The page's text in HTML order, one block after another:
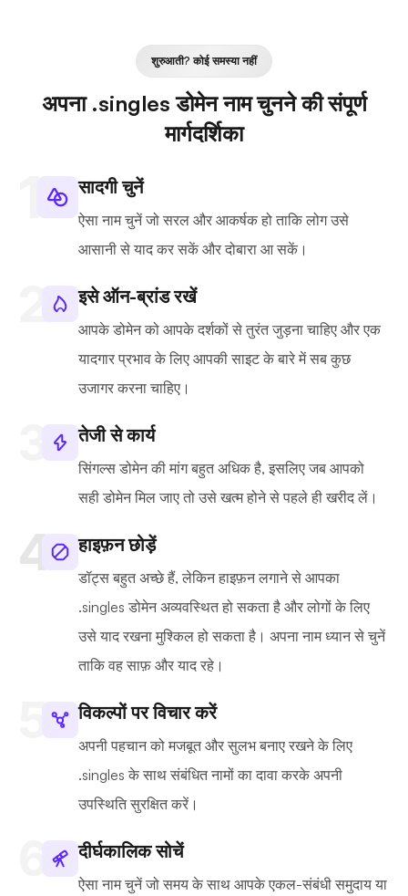
शुरुआती? कोई समस्या नहीं
अपना .singles डोमेन नाम चुनने की संपूर्ण
मार्गदर्शिका
सादगी चुनें
ऐसा नाम चुनें जो सरल और आकर्षक हो ताकि लोग उसे
आसानी से याद कर सकें और दोबारा आ सकें।
इसे ऑन-ब्रांड रखें
आपके डोमेन को आपके दर्शकों से तुरंत जुड़ना चाहिए और एक
यादगार प्रभाव के लिए आपकी साइट के बारे में सब कुछ
उजागर करना चाहिए।
तेजी से कार्य
सिंगल्स डोमेन की मांग बहुत अधिक है, इसलिए जब आपको
सही डोमेन मिल जाए तो उसे खत्म होने से पहले ही खरीद लें।
हाइफ़न छोड़ें
डॉट्स बहुत अच्छे हैं, लेकिन हाइफ़न लगाने से आपका
.singles डोमेन अव्यवस्थित हो सकता है और लोगों के लिए
उसे याद रखना मुश्किल हो सकता है। अपना नाम ध्यान से चुनें
ताकि वह साफ़ और याद रहे।
विकल्पों पर विचार करें
अपनी पहचान को मजबूत और सुलभ बनाए रखने के लिए
.singles के साथ संबंधित नामों का दावा करके अपनी
उपस्थिति सुरक्षित करें।
दीर्घकालिक सोचें
ऐसा नाम चुनें जो समय के साथ आपके एकल-संबंधी समुदाय या